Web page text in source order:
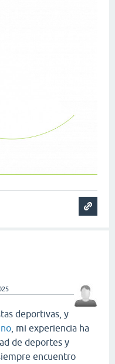
deportivas, y
, mi experiencia ha
de deportes y
encuentro